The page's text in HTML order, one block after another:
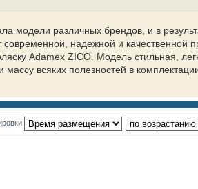
модели различных брендов, и в
надежной и качественной
Adamex ZICO. Модель стильная,
всяких полезностей в